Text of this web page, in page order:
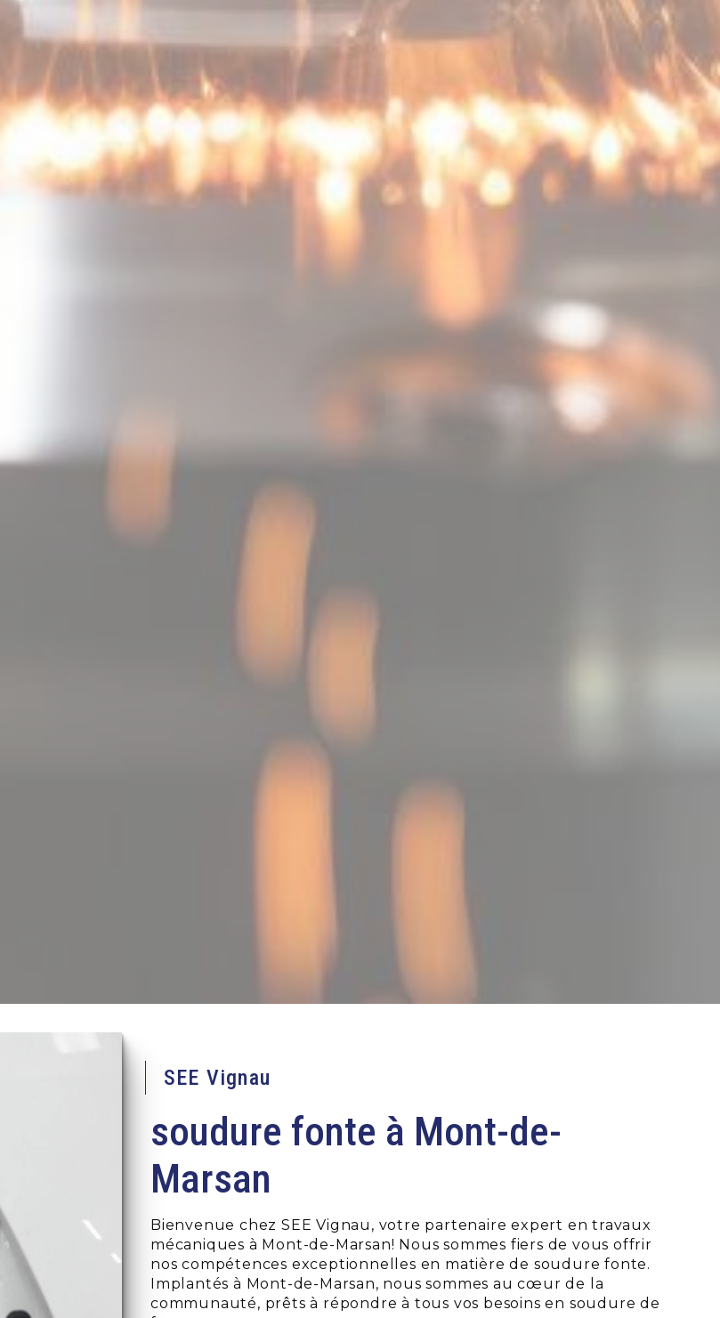
SEE Vignau
soudure fonte à Mont-de-
Marsan
Bienvenue chez SEE Vignau, votre partenaire expert en travaux
mécaniques à Mont-de-Marsan! Nous sommes fiers de vous offrir
nos compétences exceptionnelles en matière de soudure fonte.
Implantés à Mont-de-Marsan, nous sommes au cœur de la
communauté, prêts à répondre à tous vos besoins en soudure de